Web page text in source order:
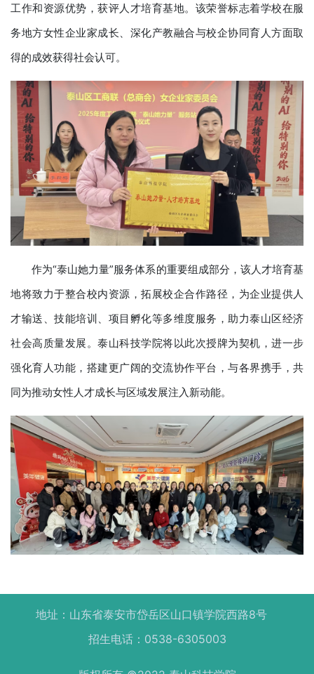
工作和资源优势，获评人才培育基地。该荣誉标志着学校在服
务地方女性企业家成长、深化产教融合与校企协同育人方面取
得的成效获得社会认可。
作为“泰山她力量”服务体系的重要组成部分，该人才培育基
地将致力于整合校内资源，拓展校企合作路径，为企业提供人
才输送、技能培训、项目孵化等多维度服务，助力泰山区经济
社会高质量发展。泰山科技学院将以此次授牌为契机，进一步
强化育人功能，搭建更广阔的交流协作平台，与各界携手，共
同为推动女性人才成长与区域发展注入新动能。
地址：山东省泰安市岱岳区山口镇学院西路8号
招生电话：0538-6305003